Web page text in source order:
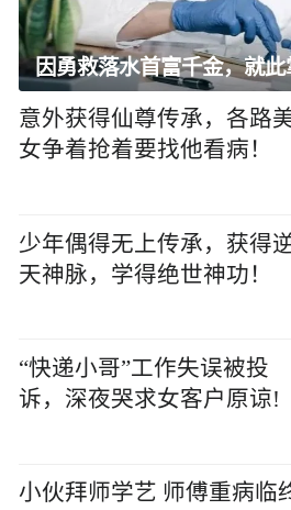
因勇救落水首富千金，就
意外获得仙尊传承，各路
女争着抢着要找他看病！
少年偶得无上传承，获得
天神脉，学得绝世神功！
“快递小哥”工作失误被投
诉，深夜哭求女客户原谅!
小伙拜师学艺 师傅重病临